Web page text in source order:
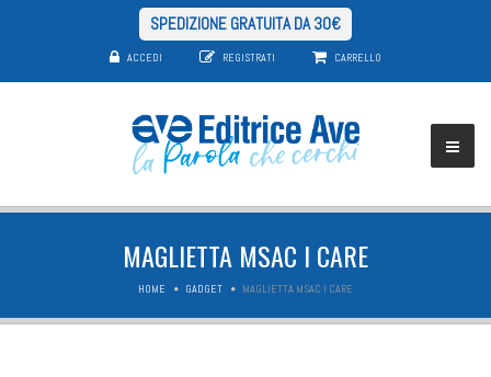
SPEDIZIONE GRATUITA DA 30€
ACCEDI REGISTRATI CARRELLO
MAGLIETTA MSAC I CARE
HOME GADGET MAGLIETTA MSAC I CARE